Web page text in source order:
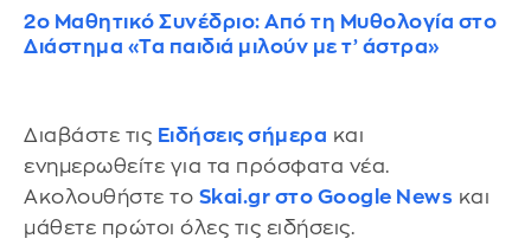
2ο Μαθητικό Συνέδριο: Από τη Μυθολογία στο
Διάστημα «Τα παιδιά μιλούν με τ’ άστρα»
Διαβάστε τις Ειδήσεις σήμερα και
ενημερωθείτε για τα πρόσφατα νέα.
Ακολουθήστε το Skai.gr στο Google News και
μάθετε πρώτοι όλες τις ειδήσεις.